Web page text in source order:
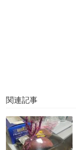
関連記事